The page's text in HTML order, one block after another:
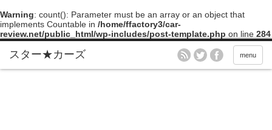
Warning: count(): Parameter must be an array or an object that
implements Countable in /home/ffactory3/car-
review.net/public_html/wp-includes/post-template.php on line 284
menu